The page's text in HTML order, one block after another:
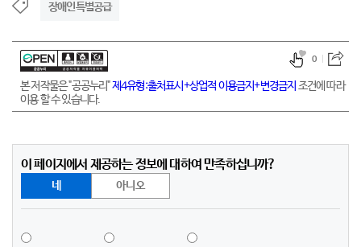
장애인특별공급
본 저작물은 "공공누리"제4유형:출처표시+상업적 이용금지+변경금지 조건에 따라
이용 할 수 있습니다.
0
이 페이지에서 제공하는 정보에 대하여 만족하십니까?
네 아니오